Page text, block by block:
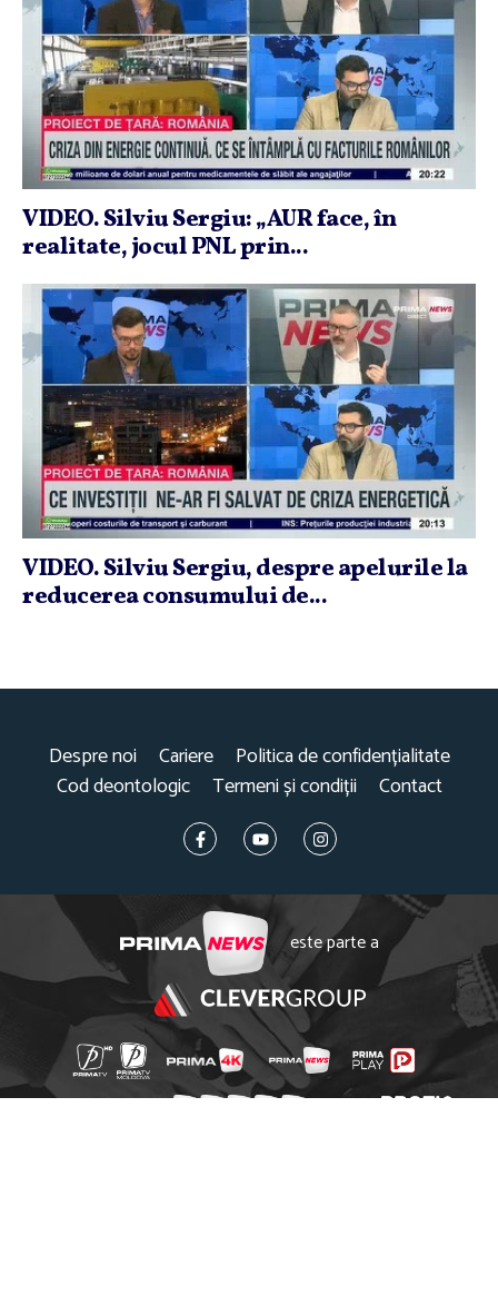
VIDEO. Silviu Sergiu: „AUR face, în
realitate, jocul PNL prin...
VIDEO. Silviu Sergiu, despre apelurile la
reducerea consumului de...
Despre noi Cariere
Politica de confidențialitate
Cod deontologic
Termeni și condiții Contact
este parte a